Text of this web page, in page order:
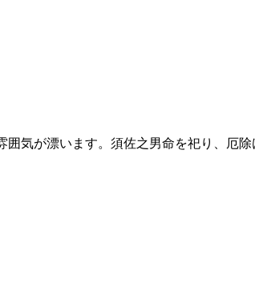
気が漂います。須佐之男命を祀り、厄除